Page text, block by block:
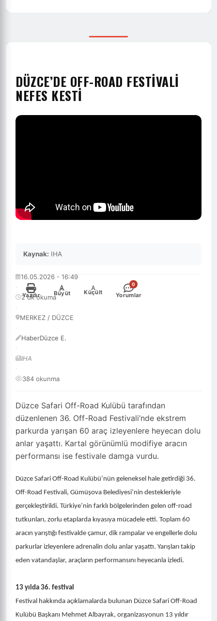
DÜZCE’DE OFF-ROAD FESTİVALİ
NEFES KESTİ
Düzce Safari Off-Road Kulübü tarafından
düzenlenen 36. Off-Road Festivali’nde ekstrem
parkurda yarışan 60 araç izleyenlere heyecan dolu
anlar yaşattı. Kartal görünümlü modifiye aracın
performansı ise festivale damga vurdu.
16.05.2026 - 16:49
·
2 dk okuma
·
MERKEZ / DÜZCE
·
HaberDüzce E.
·
IHA
·
384 okunma
Yazdır
+
Büyüt
-
Küçült
0
Yorumlar
Düzce Safari Off-Road Kulübü’nün geleneksel hale getirdiği 36.
Off-Road Festivali, Gümüşova Belediyesi’nin destekleriyle
gerçekleştirildi. Türkiye’nin farklı bölgelerinden gelen off-road
tutkunları, zorlu etaplarda kıyasıya mücadele etti. Toplam 60
aracın yarıştığı festivalde çamur, dik rampalar ve engellerle dolu
parkurlar izleyenlere adrenalin dolu anlar yaşattı. Yarışları takip
eden vatandaşlar, araçların performansını heyecanla izledi.
13 yılda 36. festival
Festival hakkında açıklamalarda bulunan Düzce Safari Off-Road
Kulübü Başkanı Mehmet Albayrak, organizasyonun 13 yıldır
Kaynak: IHA